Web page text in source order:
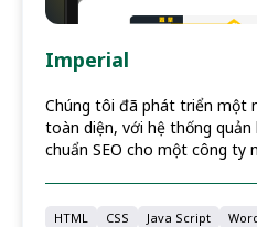
Imperial
Chúng tôi đã phát triển một
toàn diện, với hệ thống
chuẩn SEO cho một công ty
HTML CSS Java Script